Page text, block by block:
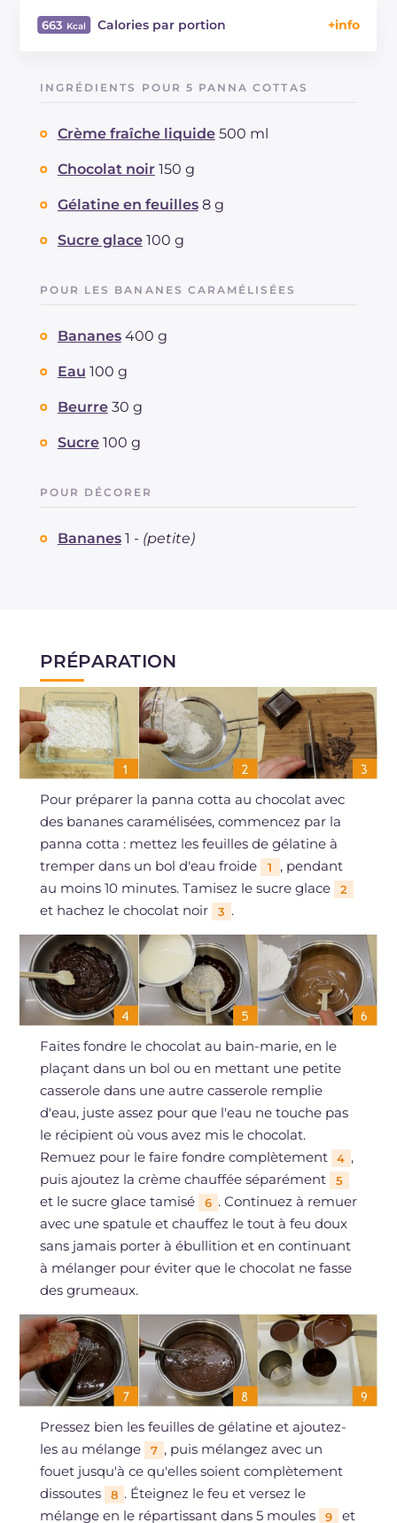
663 Calories par portion
Graisses
dont acides gras saturés
Cholestérol
Sodium
INGRÉDIENTS POUR 5 PANNA COTTAS
Crème fraîche liquide 500 ml
Chocolat noir 150 g
Gélatine en feuilles 8 g
Sucre glace 100 g
POUR LES BANANES CARAMÉLISÉES
Bananes 400 g
Eau 100 g
Beurre 30 g
Sucre 100 g
POUR DÉCORER
Bananes 1 - (petite)
PRÉPARATION
Pour préparer la panna cotta au chocolat avec
des bananes caramélisées, commencez par la
panna cotta : mettez les feuilles de gélatine à
tremper dans un bol d'eau froide
1
, pendant
au moins 10 minutes. Tamisez le sucre glace
2
et hachez le chocolat noir 3 .
Faites fondre le chocolat au bain-marie, en le
plaçant dans un bol ou en mettant une petite
casserole dans une autre casserole remplie
d'eau, juste assez pour que l'eau ne touche pas
le récipient où vous avez mis le chocolat.
Remuez pour le faire fondre complètement
4 ,
puis ajoutez la crème chauffée séparément
5
et le sucre glace tamisé 6 . Continuez à remuer
avec une spatule et chauffez le tout à feu doux
sans jamais porter à ébullition et en continuant
à mélanger pour éviter que le chocolat ne fasse
des grumeaux.
Pressez bien les feuilles de gélatine et ajoutez-
les au mélange
7 , puis mélangez avec un
fouet jusqu'à ce qu'elles soient complètement
dissoutes
8 . Éteignez le feu et versez le
mélange en le répartissant dans 5 moules
9 et